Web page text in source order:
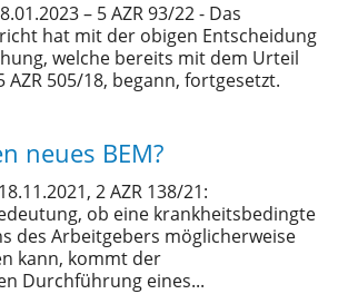
– 5 AZR 93/22 - Das
hat mit der obigen Entscheidung
welche bereits mit dem Urteil
AZR 505/18, begann, fortgesetzt.
neues BEM?
2 AZR 138/21:
ob eine krankheitsbedingte
des Arbeitgebers möglicherweise
kann, kommt der
Durchführung eines...